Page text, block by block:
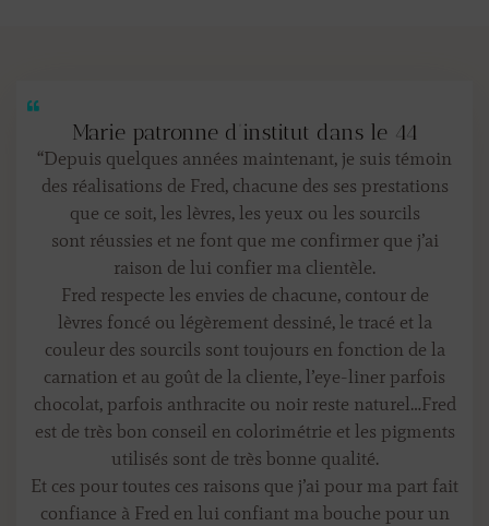
Marie patronne d’institut dans le 44
“Depuis quelques années maintenant, je suis témoin
des réalisations de Fred, chacune des ses prestations
que ce soit, les lèvres, les yeux ou les sourcils
sont réussies et ne font que me confirmer que j’ai
raison de lui confier ma clientèle.
Fred respecte les envies de chacune, contour de
lèvres foncé ou légèrement dessiné, le tracé et la
couleur des sourcils sont toujours en fonction de la
carnation et au goût de la cliente, l’eye-liner parfois
chocolat, parfois anthracite ou noir reste naturel…Fred
est de très bon conseil en colorimétrie et les pigments
utilisés sont de très bonne qualité.
Et ces pour toutes ces raisons que j’ai pour ma part fait
confiance à Fred en lui confiant ma bouche pour un